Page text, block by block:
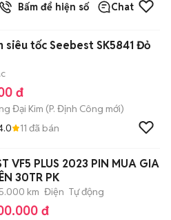
Bấm để hiện số Chat
siêu tốc Seebest SK5841 Đỏ
đ
Đại Kim (P. Định Công mới)
11 đã bán
VF5 PLUS 2023 PIN MUA GIA
30TR PK
km Điện Tự động
đ